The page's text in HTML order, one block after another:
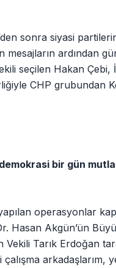
sonra siyasi
mesajların ardından
seçilen Hakan
CHP grubundan
bir gün
operasyonlar
Hasan Akgün’ün
Tarık Erdoğan
arkadaşlarım,